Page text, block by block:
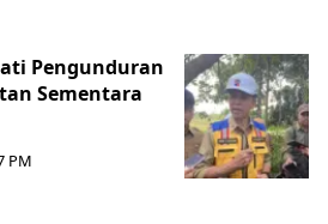
Pengunduran
Sementara
PM